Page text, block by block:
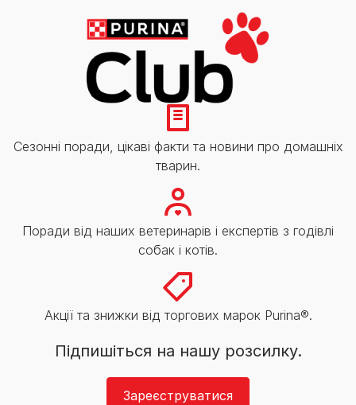
Сезонні поради, цікаві факти та новини про домашніх
тварин.
Поради від наших ветеринарів і експертів з годівлі
собак і котів.
Акції та знижки від торгових марок Purina®.
Підпишіться на нашу розсилку.
Зареєструватися